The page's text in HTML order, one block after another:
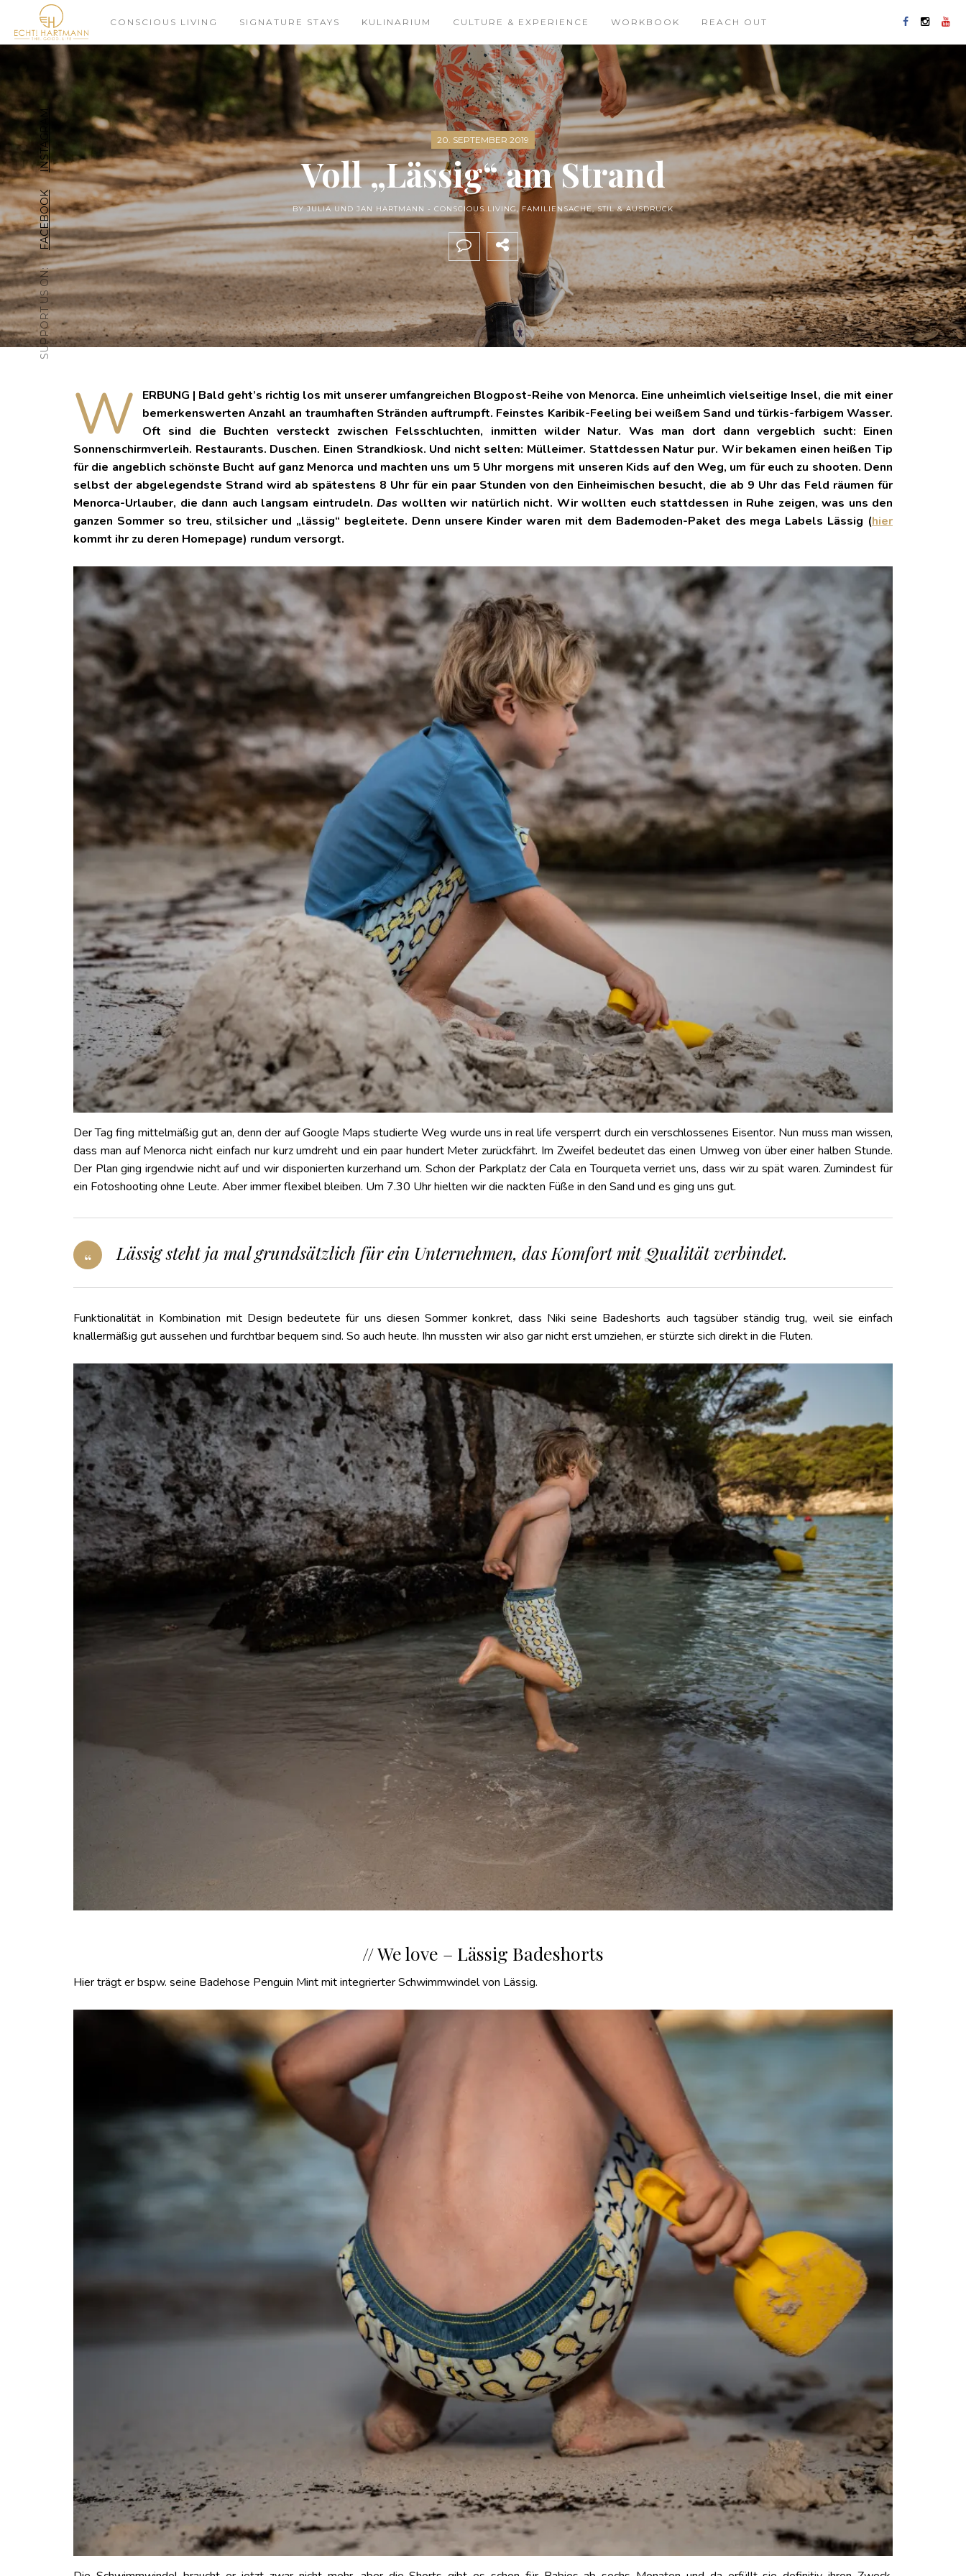
SUPPORT US ON:
FACEBOOK
INSTAGRAM
CONSCIOUS LIVING SIGNATURE STAYS KULINARIUM CULTURE & EXPERIENCE WORKBOOK REACH OUT
20. SEPTEMBER 2019
Voll „Lässig“ am Strand
BY JULIA UND JAN HARTMANN - CONSCIOUS LIVING, FAMILIENSACHE,STIL & AUSDRUCK
W
ERBUNG | Bald geht’s richtig los mit unserer umfangreichen Blogpost-Reihe von Menorca. Eine unheimlich vielseitige Insel, die mit einer
bemerkenswerten Anzahl an traumhaften Stränden auftrumpft. Feinstes Karibik-Feeling bei weißem Sand und türkis-farbigem Wasser.
Oft sind die Buchten versteckt zwischen Felsschluchten, inmitten wilder Natur. Was man dort dann vergeblich sucht: Einen
Sonnenschirmverleih. Restaurants. Duschen. Einen Strandkiosk. Und nicht selten: Mülleimer. Stattdessen Natur pur. Wir bekamen einen heißen Tip
für die angeblich schönste Bucht auf ganz Menorca und machten uns um 5 Uhr morgens mit unseren Kids auf den Weg, um für euch zu shooten. Denn
selbst der abgelegendste Strand wird ab spätestens 8 Uhr für ein paar Stunden von den Einheimischen besucht, die ab 9 Uhr das Feld räumen für
Menorca-Urlauber, die dann auch langsam eintrudeln. Das wollten wir natürlich nicht. Wir wollten euch stattdessen in Ruhe zeigen, was uns den
ganzen Sommer so treu, stilsicher und „lässig“ begleitete. Denn unsere Kinder waren mit dem Bademoden-Paket des mega Labels Lässig (hier
kommt ihr zu deren Homepage) rundum versorgt.
Der Tag fing mittelmäßig gut an, denn der auf Google Maps studierte Weg wurde uns in real life versperrt durch ein verschlossenes Eisentor. Nun muss man wissen,
dass man auf Menorca nicht einfach nur kurz umdreht und ein paar hundert Meter zurückfährt. Im Zweifel bedeutet das einen Umweg von über einer halben Stunde.
Der Plan ging irgendwie nicht auf und wir disponierten kurzerhand um. Schon der Parkplatz der Cala en Tourqueta verriet uns, dass wir zu spät waren. Zumindest für
ein Fotoshooting ohne Leute. Aber immer flexibel bleiben. Um 7.30 Uhr hielten wir die nackten Füße in den Sand und es ging uns gut.
Lässig steht ja mal grundsätzlich für ein Unternehmen, das Komfort mit Qualität verbindet.
Funktionalität in Kombination mit Design bedeutete für uns diesen Sommer konkret, dass Niki seine Badeshorts auch tagsüber ständig trug, weil sie einfach
knallermäßig gut aussehen und furchtbar bequem sind. So auch heute. Ihn mussten wir also gar nicht erst umziehen, er stürzte sich direkt in die Fluten.
// We love – Lässig Badeshorts
Hier trägt er bspw. seine Badehose Penguin Mint mit integrierter Schwimmwindel von Lässig.